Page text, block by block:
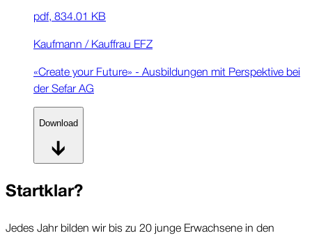
pdf, 834.01 KB
Kaufmann / Kauffrau EFZ
«Create your Future» - Ausbildungen mit Perspektive bei
der Sefar AG
Download
Startklar?
Jedes Jahr bilden wir bis zu 20 junge Erwachsene in den